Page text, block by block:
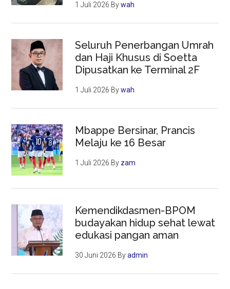
1 Juli 2026 Bywah
Seluruh Penerbangan Umrah
dan Haji Khusus di Soetta
Dipusatkan ke Terminal 2F
1 Juli 2026 Bywah
Mbappe Bersinar, Prancis
Melaju ke 16 Besar
1 Juli 2026 By zam
Kemendikdasmen-BPOM
budayakan hidup sehat lewat
edukasi pangan aman
30 Juni 2026 Byadmin